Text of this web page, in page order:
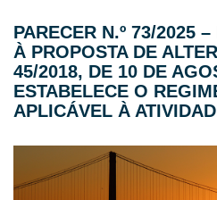
PARECER N.º 73/2025
À PROPOSTA DE
45/2018, DE 10 DE
ESTABELECE O
APLICÁVEL À